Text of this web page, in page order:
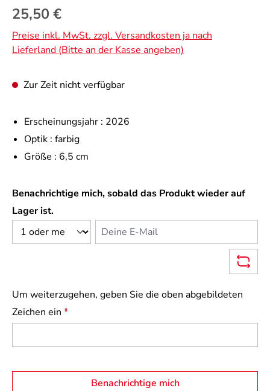
Regulärer Preis:
25,50 €
Preise inkl. MwSt. zzgl. Versandkosten ja nach
Lieferland (Bitte an der Kasse angeben)
Zur Zeit nicht verfügbar
Erscheinungsjahr : 2026
Optik : farbig
Größe : 6,5 cm
Benachrichtige mich, sobald das Produkt wieder auf
Lager ist.
Deine E-Mail
Um weiterzugehen, geben Sie die oben abgebildeten
Zeichen ein *
Benachrichtige mich